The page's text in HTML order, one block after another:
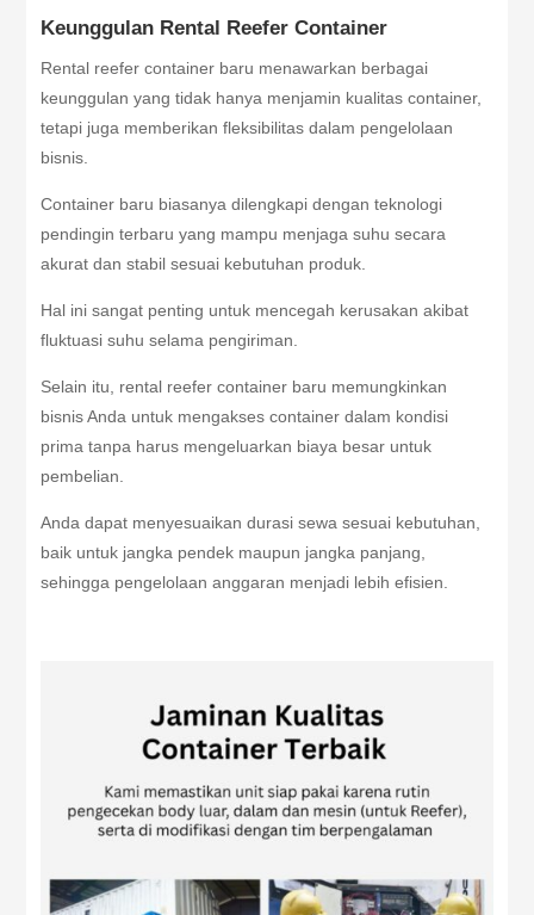
Keunggulan Rental Reefer Container
Rental reefer container baru menawarkan berbagai
keunggulan yang tidak hanya menjamin kualitas container,
tetapi juga memberikan fleksibilitas dalam pengelolaan
bisnis.
Container baru biasanya dilengkapi dengan teknologi
pendingin terbaru yang mampu menjaga suhu secara
akurat dan stabil sesuai kebutuhan produk.
Hal ini sangat penting untuk mencegah kerusakan akibat
fluktuasi suhu selama pengiriman.
Selain itu, rental reefer container baru memungkinkan
bisnis Anda untuk mengakses container dalam kondisi
prima tanpa harus mengeluarkan biaya besar untuk
pembelian.
Anda dapat menyesuaikan durasi sewa sesuai kebutuhan,
baik untuk jangka pendek maupun jangka panjang,
sehingga pengelolaan anggaran menjadi lebih efisien.